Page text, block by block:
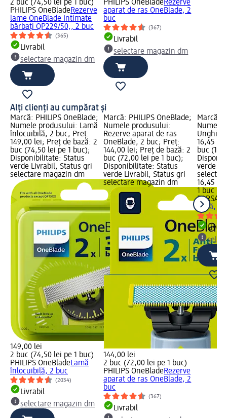
2 buc (74,50 lei pe 1 buc)
PHILIPS OneBladeRezerve
lame OneBlade Intimate
bărbați QP229/50,, 2 buc
(365)
Livrabil
selectare magazin dm
PHILIPS OneBladeRezerve
aparat de ras OneBlade, 2
buc
(367)
Livrabil
selectare magazin dm
Alți clienți au cumpărat și
Marcă: PHILIPS OneBlade;
Numele produsului: Lamă
înlocuibilă, 2 buc; Preț:
149,00 lei; Preț de bază: 2
buc (74,50 lei pe 1 buc);
Disponibilitate: Status
verde Livrabil, Status gri
selectare magazin dm
149,00 lei
2 buc (74,50 lei pe 1 buc)
PHILIPS OneBladeLamă
înlocuibilă, 2 buc
(2034)
Livrabil
selectare magazin dm
Marcă: PHILIPS OneBlade;
Numele produsului:
Rezerve aparat de ras
OneBlade, 2 buc; Preț:
144,00 lei; Preț de bază: 2
buc (72,00 lei pe 1 buc);
Disponibilitate: Status
verde Livrabil, Status gri
selectare magazin dm
144,00 lei
2 buc (72,00 lei pe 1 buc)
PHILIPS OneBladeRezerve
aparat de ras OneBlade, 2
buc
(367)
Livrabil
Marcă:
Numele
16,45
buc
verde
16,45 lei
1 buc
PARSA
mică, 1